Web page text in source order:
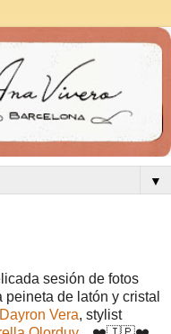
▼
sesión de fotos
de latón y cristal
Dayron Vera, stylist